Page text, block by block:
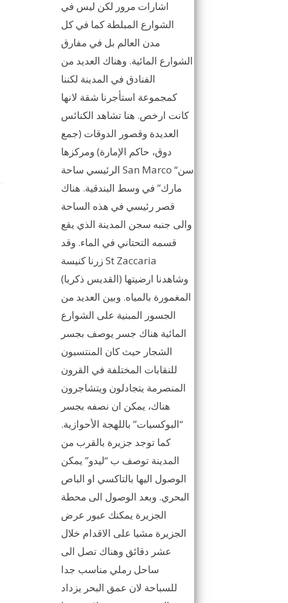
اشارات مرور لكن ليس في
الشوارع المبلطة كما في كل
مدن العالم بل في مفارق
الشوارع المائية. وهناك العديد من
الفنادق في المدينة لكننا
كمجموعة استأجرنا شقة لانها
كانت ارخص. هنا تشاهد الكنائس
العديدة وقصور الدوقات (جمع
دوق، حاكم الإمارة) ومركزها
الرئيسي ساحة San Marco “سن
مارك” في وسط البندقية. هناك
قصر رئيسي في هذه الساحة
والى جنبه سجن المدينة الذي يقع
قسمه التحتاني في الماء. وقد
زرنا كنيسة St Zaccaria
(القديس ذكريا) وشاهدنا ارضيتها
المغمورة بالمياه. وبين العديد من
الجسور المبنية على الشوارع
المائية هناك جسر يوصف بجسر
الشجار حيث كان المنتسبون
للنقابات المختلفة في القرون
المنصرمة يتجادلون ويتشاجرون
هناك، يمكن ان نصفه بجسر
“البوكسيات” باللهجة الأحوازية.
كما توجد جزيرة بالقرب من
المدينة توصف ب “ليدو” يمكن
الوصول اليها بالتاكسي او الباص
البحري. وبعد الوصول الى محطة
الجزيرة يمكنك عبور عرض
الجزيرة مشيا على الاقدام خلال
عشر دقائق وهناك تصل الى
ساحل رملي مناسب جدا
للسباحة لان عمق البحر يزداد